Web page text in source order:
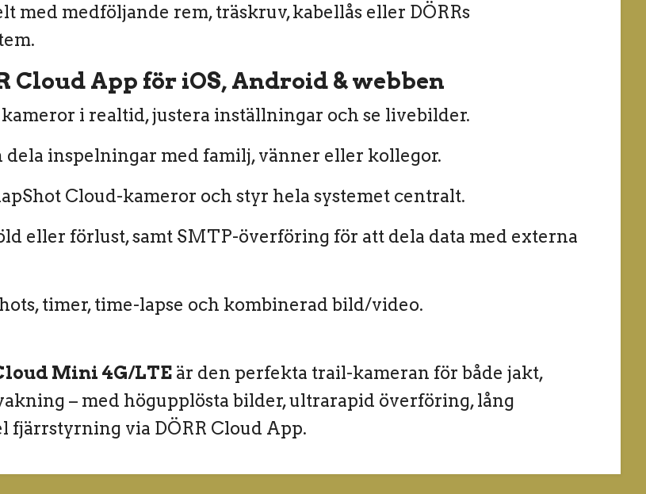
med medföljande rem, träskruv, kabel­lås eller DÖRRs
Cloud App för iOS, Android & webben
i realtid, justera inställningar och se livebilder.
dela inspelningar med familj, vänner eller kollegor.
Cloud-kameror och styr hela systemet centralt.
eller förlust, samt SMTP-överföring för att dela data med externa
timer, time-lapse och kombinerad bild/video.
Mini 4G/LTE är den perfekta trail-kameran för både jakt,
– med högupplösta bilder, ultrarapid överföring, lång
fjärrstyrning via DÖRR Cloud App.